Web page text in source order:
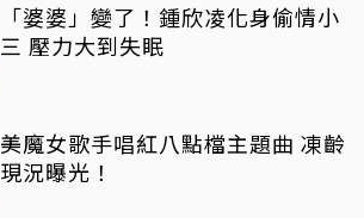
「婆婆」變了！鍾欣凌化身偷情小
三 壓力大到失眠
美魔女歌手唱紅八點檔主題曲 凍齡
現況曝光！